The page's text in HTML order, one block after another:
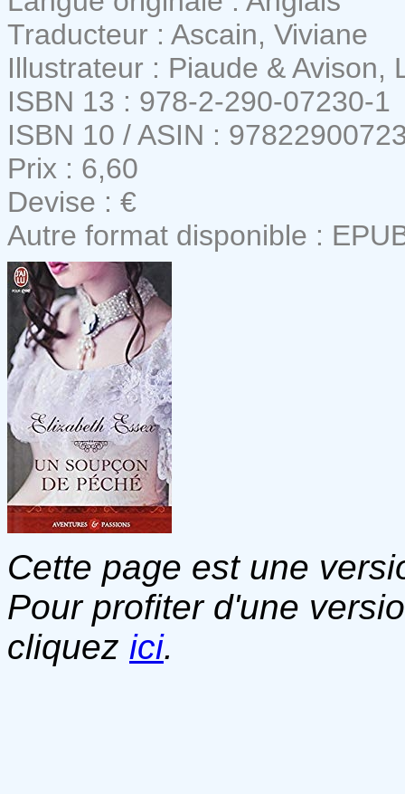
Traducteur : Ascain, Viviane
Illustrateur : Piaude & Avison,
ISBN 13 : 978-2-290-07230-1
ISBN 10 / ASIN :
Prix : 6,60
Devise : €
Autre format disponible :
Cette page est une
Pour profiter d'une
cliquez ici.